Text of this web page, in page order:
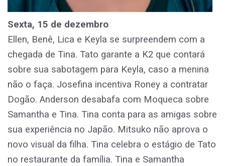
Sexta, 15 de dezembro
Ellen, Benê, Lica e Keyla se surpreendem com a
chegada de Tina. Tato garante a K2 que contará
sobre sua sabotagem para Keyla, caso a menina
não o faça. Josefina incentiva Roney a contratar
Dogão. Anderson desabafa com Moqueca sobre
Samantha e Tina. Tina conta para as amigas sobre
sua experiência no Japão. Mitsuko não aprova o
novo visual da filha. Tina celebra o estágio de Tato
no restaurante da família. Tina e Samantha